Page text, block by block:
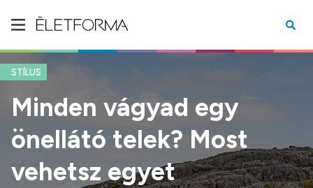
STÍLUS
Minden vágyad egy
önellátó telek? Most
vehetsz egyet